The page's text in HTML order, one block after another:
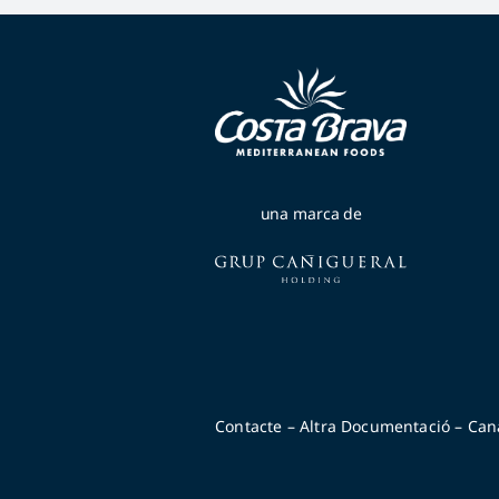
una marca de
Contacte – Altra Documentació –